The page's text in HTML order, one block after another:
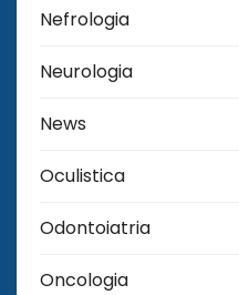
Nefrologia
Neurologia
News
Oculistica
Odontoiatria
Oncologia